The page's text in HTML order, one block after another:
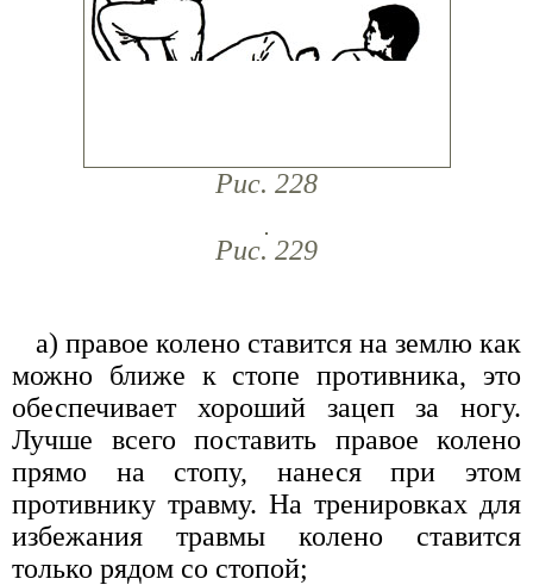
Рис. 228
Рис. 229
а) правое колено ставится на землю как
можно ближе к стопе противника, это
обеспечивает хороший зацеп за ногу.
Лучше всего поставить правое колено
прямо на стопу, нанеся при этом
противнику травму. На тренировках для
избежания травмы колено ставится
только рядом со стопой;